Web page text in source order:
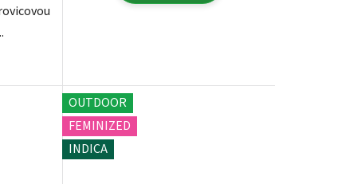
OUTDOOR
FEMINIZED
INDICA